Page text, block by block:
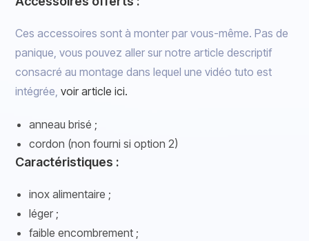
Ces accessoires sont à monter par vous-même. Pas de
panique, vous pouvez aller sur notre article descriptif
consacré au montage dans lequel une vidéo tuto est
intégrée,voir article ici.
anneau brisé ;
cordon (non fourni si option 2)
Caractéristiques :
inox alimentaire ;
léger ;
faible encombrement ;